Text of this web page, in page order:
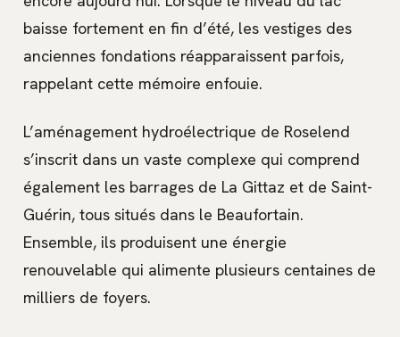
baisse fortement en fin d’été, les vestiges des
anciennes fondations réapparaissent parfois,
rappelant cette mémoire enfouie.
L’aménagement hydroélectrique de Roselend
s’inscrit dans un vaste complexe qui comprend
également les barrages de La Gittaz et de Saint-
Guérin, tous situés dans le Beaufortain.
Ensemble, ils produisent une énergie
renouvelable qui alimente plusieurs centaines de
milliers de foyers.